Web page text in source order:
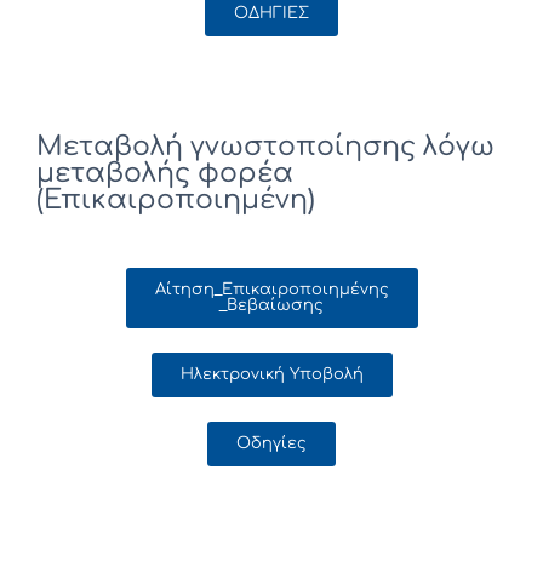
ΟΔΗΓΙΕΣ
Μεταβολή γνωστοποίησης λόγω
μεταβολής φορέα
(Επικαιροποιημένη)
Αίτηση_Επικαιροποιημένης
_Βεβαίωσης
Ηλεκτρονική Υποβολή
Οδηγίες